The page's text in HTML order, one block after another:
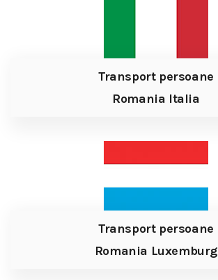
Transport persoane
Romania Italia
Transport persoane
Romania Luxemburg